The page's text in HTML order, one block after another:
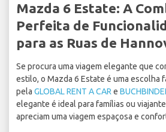
Mazda 6 Estate: A
Perfeita de
para as Ruas de
Se procura uma viagem elegante que
estilo, o Mazda 6 Estate é uma escolha
pela GLOBAL RENT A CAR e
elegante é ideal para famílias ou
apreciam uma viagem espaçosa e